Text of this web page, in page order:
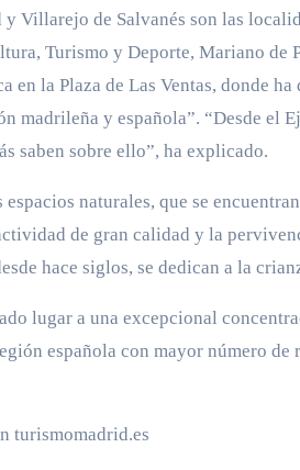
Villarejo de Salvanés son las
Turismo y Deporte, Mariano de
en la Plaza de Las Ventas, donde
madrileña y española”. “Desde el
saben sobre ello”, ha explicado.
espacios naturales, que se
de gran calidad y la
hace siglos, se dedican a la
lugar a una excepcional
española con mayor número
turismomadrid.es